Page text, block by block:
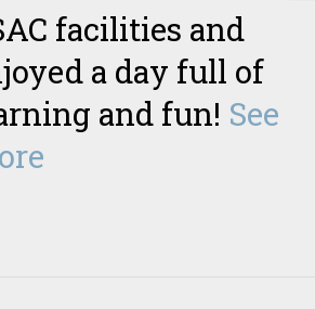
facilities and
a day full of
and fun! See